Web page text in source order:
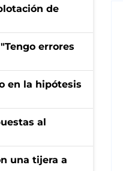
de
errores
en la hipótesis
al
una tijera a